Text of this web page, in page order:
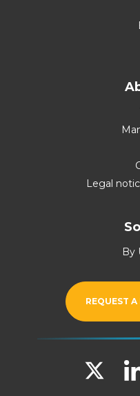
Legal
By
REQUEST